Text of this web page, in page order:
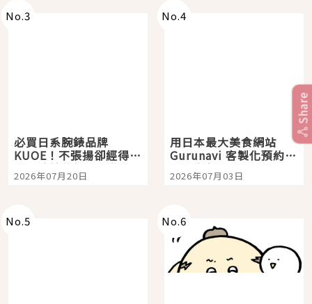
No.3
必買日系腕錶品牌
KUOE！不張揚卻經得起
時間洗鍊的經典之作五
選
2026年07月20日
No.4
用日本最大美食網站
Gurunavi 客製化預約九
大都市餐廳，打造專屬
美食體驗！
2026年07月03日
No.5 No.6
Share